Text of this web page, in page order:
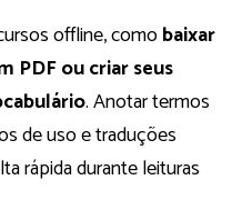
offline, comobaixar
PDF ou criar seus
. Anotar termos
de uso e traduções
rápida durante leituras